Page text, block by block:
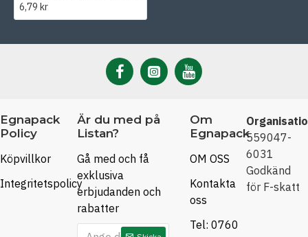
6,79 kr
Egnapack
Policy
Köpvillkor
Integritetspolicy
Är du med på
Listan?
Gå med och få
exklusiva
erbjudanden och
rabatter
Om
Egnapack
OM OSS
Kontakta
oss
Tel: 0760
559047-
6031
Godkänd
för F-skatt